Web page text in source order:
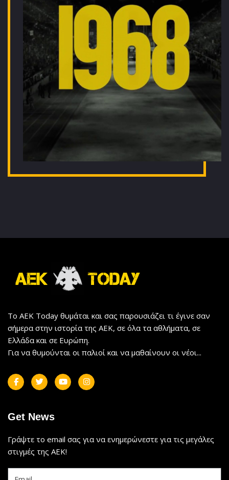
Το AEK Today θυμάται και σας παρουσιάζει τι έγινε σαν
σήμερα στην ιστορία της ΑΕΚ, σε όλα τα αθλήματα, σε
Ελλάδα και σε Ευρώπη.
Για να θυμούνται οι παλιοί και να μαθαίνουν οι νέοι...
Get News
Γράψτε το email σας για να ενημερώνεστε για τις μεγάλες
στιγμές της ΑΕΚ!